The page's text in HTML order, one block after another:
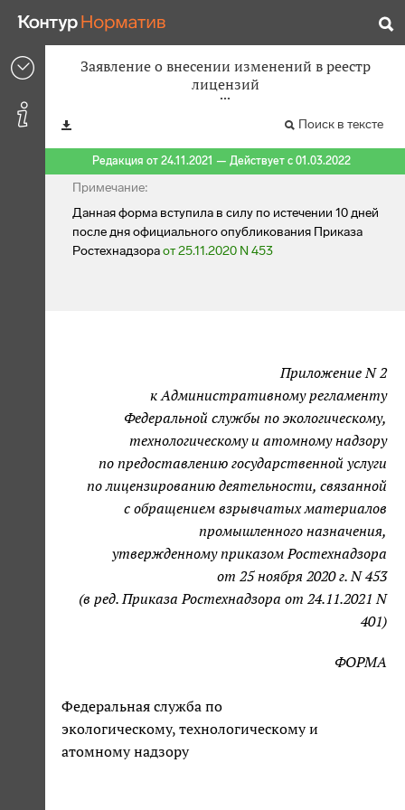
Заявление о внесении изменений в реестр
лицензий
Поиск в тексте
Редакция от 24.11.2021 — Действует с 01.03.2022
Примечание:
Данная форма вступила в силу по истечении 10 дней
после дня официального опубликования Приказа
Ростехнадзораот 25.11.2020 N 453
Приложение N 2
к Административному регламенту
Федеральной службы по экологическому,
технологическому и атомному надзору
по предоставлению государственной услуги
по лицензированию деятельности, связанной
с обращением взрывчатых материалов
промышленного назначения,
утвержденному приказом Ростехнадзора
от 25 ноября 2020 г. N 453
(в ред. Приказа Ростехнадзора от 24.11.2021 N
401)
ФОРМА
Федеральная служба по
экологическому, технологическому и
атомному надзору